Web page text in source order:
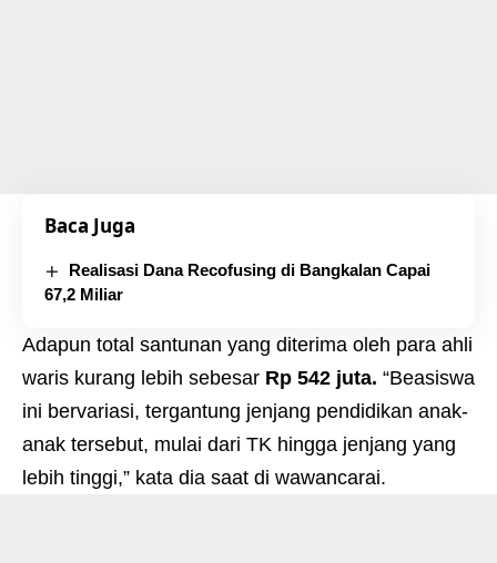
Baca Juga
Realisasi Dana Recofusing di Bangkalan Capai
67,2 Miliar
Adapun total santunan yang diterima oleh para ahli
waris kurang lebih sebesar Rp 542 juta. “Beasiswa
ini bervariasi, tergantung jenjang pendidikan anak-
anak tersebut, mulai dari TK hingga jenjang yang
lebih tinggi,” kata dia saat di wawancarai.